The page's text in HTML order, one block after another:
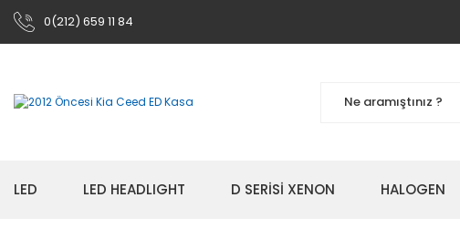
0(212) 659 11 84
LED LED HEADLIGHT D SERİSİ XENON HALOGEN